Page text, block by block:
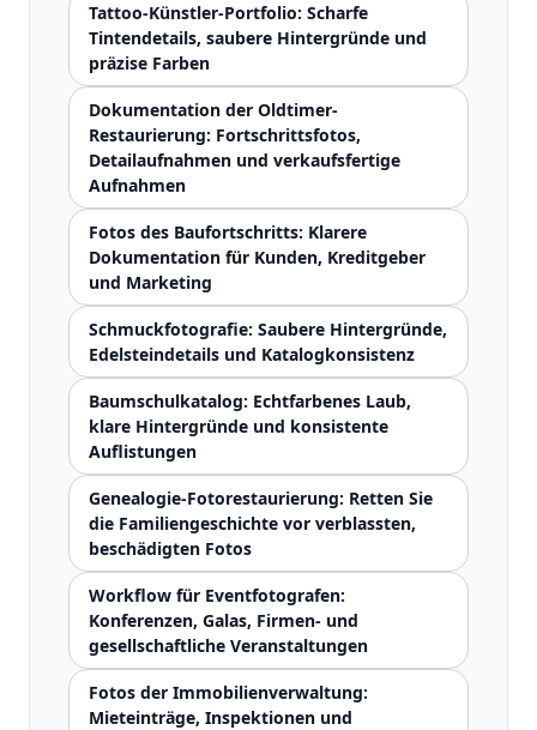
Tattoo-Künstler-Portfolio: Scharfe
Tintendetails, saubere Hintergründe und
präzise Farben
Dokumentation der Oldtimer-
Restaurierung: Fortschrittsfotos,
Detailaufnahmen und verkaufsfertige
Aufnahmen
Fotos des Baufortschritts: Klarere
Dokumentation für Kunden, Kreditgeber
und Marketing
Schmuckfotografie: Saubere Hintergründe,
Edelsteindetails und Katalogkonsistenz
Baumschulkatalog: Echtfarbenes Laub,
klare Hintergründe und konsistente
Auflistungen
Genealogie-Fotorestaurierung: Retten Sie
die Familiengeschichte vor verblassten,
beschädigten Fotos
Workflow für Eventfotografen:
Konferenzen, Galas, Firmen- und
gesellschaftliche Veranstaltungen
Fotos der Immobilienverwaltung:
Mieteinträge, Inspektionen und